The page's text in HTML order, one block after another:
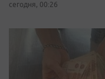
сегодня, 00:26